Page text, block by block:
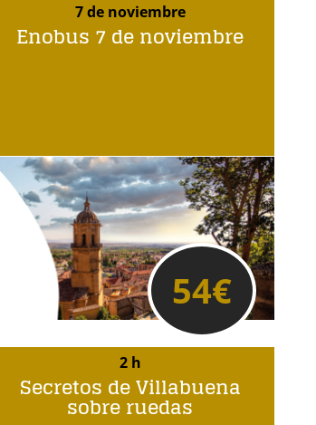
7 de noviembre
Enobus 7 de noviembre
54€
2 h
Secretos de Villabuena
sobre ruedas